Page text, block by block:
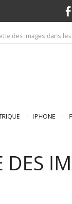
des images dans
- IPHONE -